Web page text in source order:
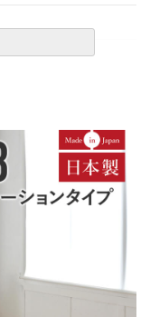
域へのお届けは別途送料
また発送予定も変更にな
よう心がけております
場合がございますのでご